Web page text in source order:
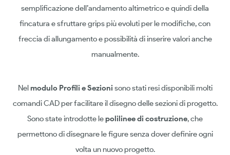
semplificazione dell’andamento altimetrico e quindi della
fincatura e sfruttare grips più evoluti per le modifiche, con
freccia di allungamento e possibilità di inserire valori anche
manualmente.
Nelmodulo Profili e Sezionisono stati resi disponibili molti
comandi CAD per facilitare il disegno delle sezioni di progetto.
Sono state introdotte lepolilinee di costruzione, che
permettono di disegnare le figure senza dover definire ogni
volta un nuovo progetto.